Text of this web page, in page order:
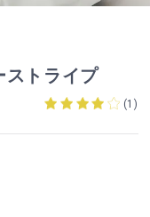
ストライプ
(1 )